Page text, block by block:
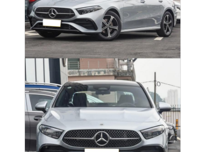
À la maison
Produits
Vidéos
À propos de nous